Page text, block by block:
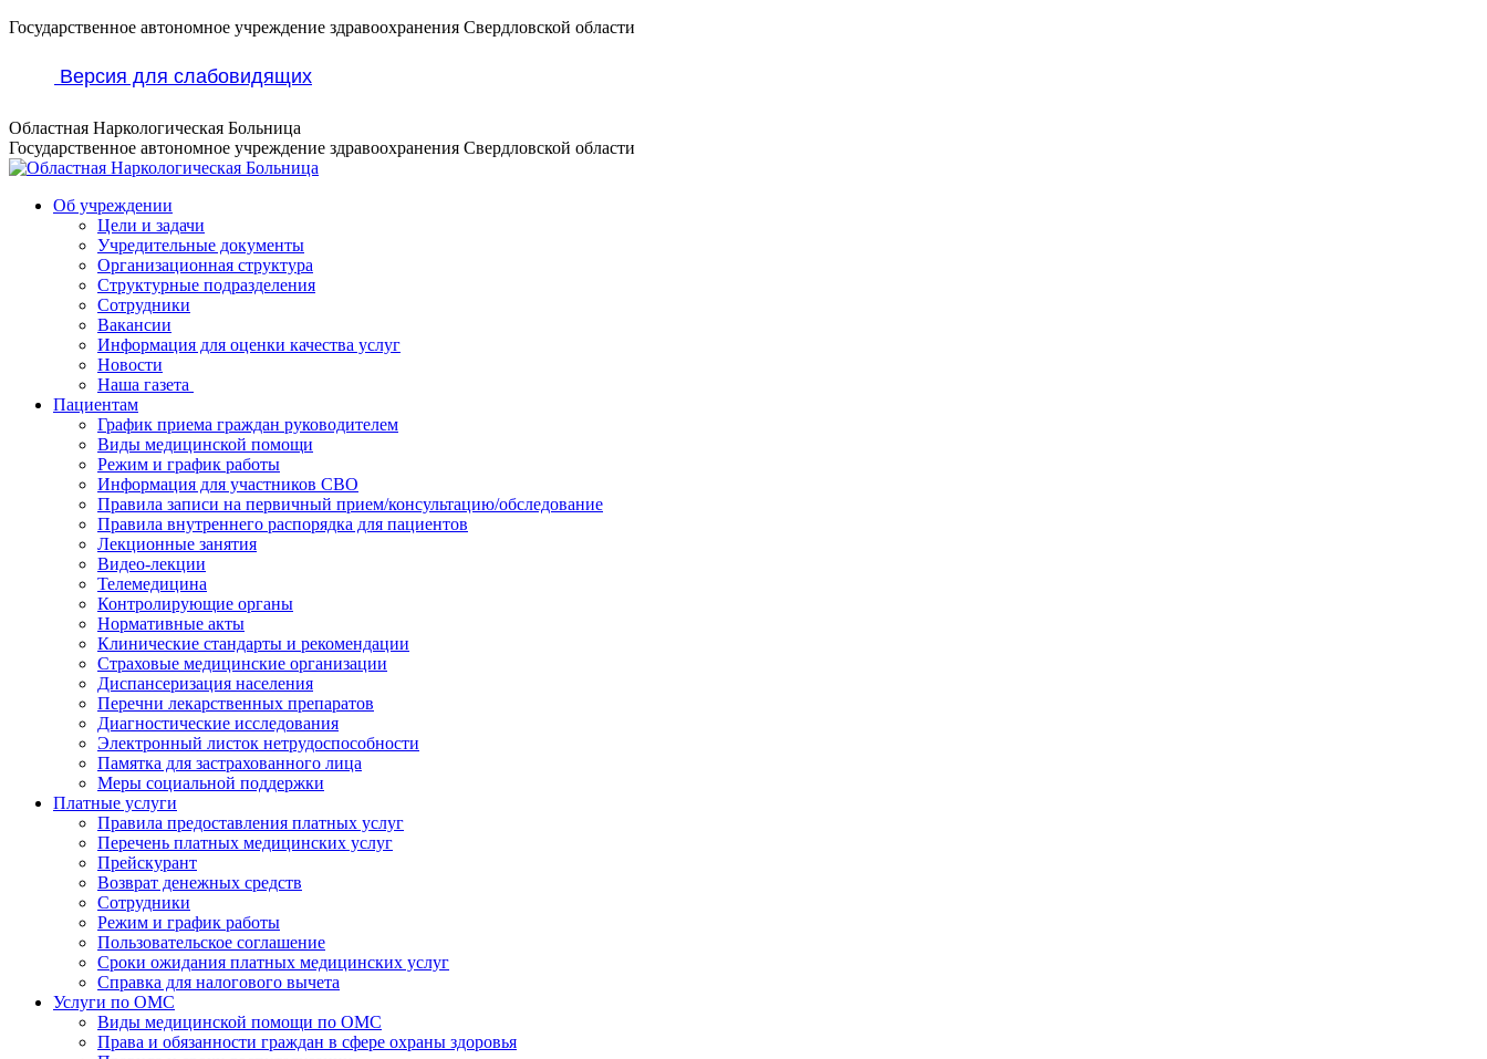
Перейти
содержанию
Государственное автономное учреждение здравоохранения Свердловской области
Версия для слабовидящих
Областная Наркологическая Больница
Государственное автономное учреждение здравоохранения Свердловской области
Об учреждении
Цели и задачи
Учредительные документы
Организационная структура
Структурные подразделения
Сотрудники
Вакансии
Информация для оценки качества услуг
Новости
​​Наша газета
Пациентам
График приема граждан руководителем
Виды медицинской помощи
Режим и график работы
Информация для участников СВО
Правила записи на первичный прием/консультацию/обследование
Правила внутреннего распорядка для пациентов
Лекционные занятия
Видео-лекции
Телемедицина
Контролирующие органы
Нормативные акты
Клинические стандарты и рекомендации
Страховые медицинские организации
Диспансеризация населения
Перечни лекарственных препаратов
Диагностические исследования
Электронный листок нетрудоспособности
Памятка для застрахованного лица
Меры социальной поддержки
Платные услуги
Правила предоставления платных услуг
Перечень платных медицинских услуг
Прейскурант
Возврат денежных средств
Сотрудники
Режим и график работы
Пользовательское соглашение
Сроки ожидания платных медицинских услуг
Справка для налогового вычета
Услуги по ОМС
Виды медицинской помощи по ОМС
Права и обязанности граждан в сфере охраны здоровья